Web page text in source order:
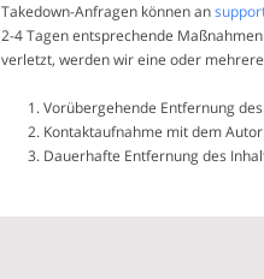
Takedown-Anfragen können an
2-4 Tagen entsprechende
verletzt, werden wir eine oder
Vorübergehende Entfernung
Kontaktaufnahme mit dem
Dauerhafte Entfernung des